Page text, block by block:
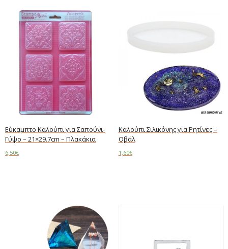
Εύκαμπτο Καλούπι για Σαπούνι-
Γύψο – 21×29.7cm – Πλακάκια
6,50€
Καλούπι Σιλικόνης για Ρητίνες –
Οβάλ
1,60€